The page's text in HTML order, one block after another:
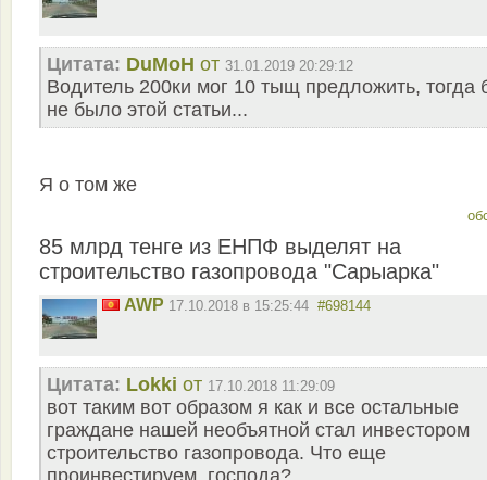
Цитата: DuMoH от 31.01.2019 20:29:12
Водитель 200ки мог 10 тыщ предложить, тогда
не было этой статьи...
Я о том же
85 млрд тенге из ЕНПФ выделят на
строительство газопровода "Сарыарка"
AWP 17.10.2018 в 15:25:44 #698144
Цитата: Lokki от 17.10.2018 11:29:09
вот таким вот образом я как и все остальные
граждане нашей необъятной стал инвестором
строительство газопровода. Что еще
проинвестируем, господа?